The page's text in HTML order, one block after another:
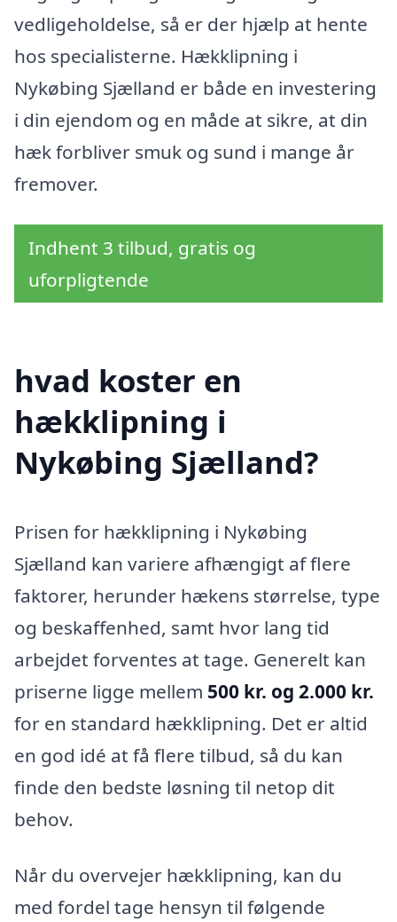
vedligeholdelse, så er der hjælp at hente
hos specialisterne. Hækklipning i
Nykøbing Sjælland er både en investering
i din ejendom og en måde at sikre, at din
hæk forbliver smuk og sund i mange år
fremover.
Indhent 3 tilbud, gratis og
uforpligtende
hvad koster en
hækklipning i
Nykøbing Sjælland?
Prisen for hækklipning i Nykøbing
Sjælland kan variere afhængigt af flere
faktorer, herunder hækens størrelse, type
og beskaffenhed, samt hvor lang tid
arbejdet forventes at tage. Generelt kan
priserne ligge mellem 500 kr. og 2.000 kr.
for en standard hækklipning. Det er altid
en god idé at få flere tilbud, så du kan
finde den bedste løsning til netop dit
behov.
Når du overvejer hækklipning, kan du
med fordel tage hensyn til følgende